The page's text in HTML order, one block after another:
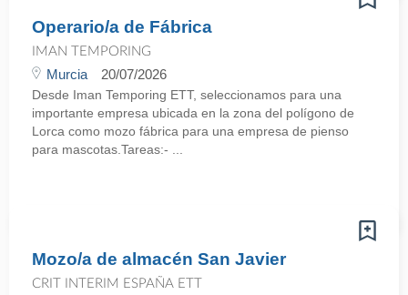
Operario/a de Fábrica
IMAN TEMPORING
Murcia 20/07/2026
Desde Iman Temporing ETT, seleccionamos para una
importante empresa ubicada en la zona del polígono de
Lorca como mozo fábrica para una empresa de pienso
para mascotas.Tareas:- ...
Mozo/a de almacén San Javier
CRIT INTERIM ESPAÑA ETT